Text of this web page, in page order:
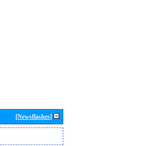
[Newsflashes]